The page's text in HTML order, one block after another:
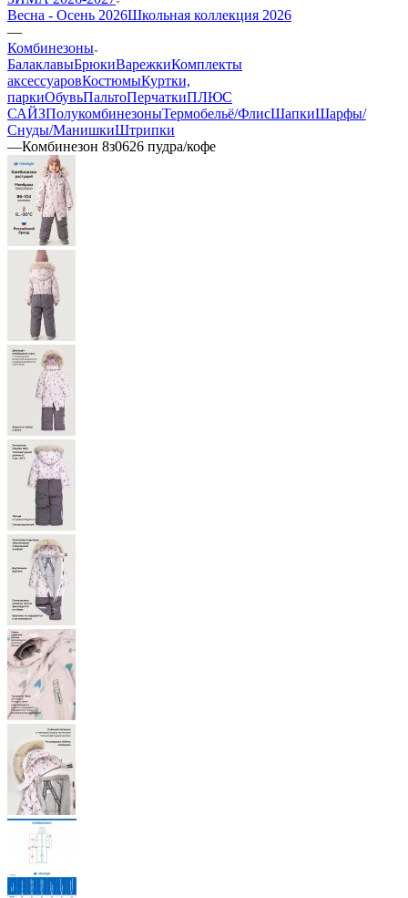
Весна - Осень 2026Школьная коллекция 2026
—
Комбинезоны
БалаклавыБрюкиВарежкиКомплекты
аксессуаровКостюмыКуртки,
паркиОбувьПальтоПерчаткиПЛЮС
САЙЗПолукомбинезоныТермобельё/ФлисШапкиШарфы/
Снуды/МанишкиШтрипки
—Комбинезон 8з0626 пудра/кофе